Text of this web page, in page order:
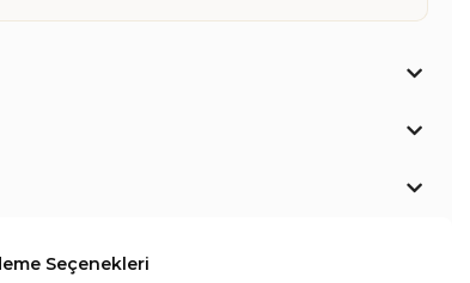
Seçenekleri